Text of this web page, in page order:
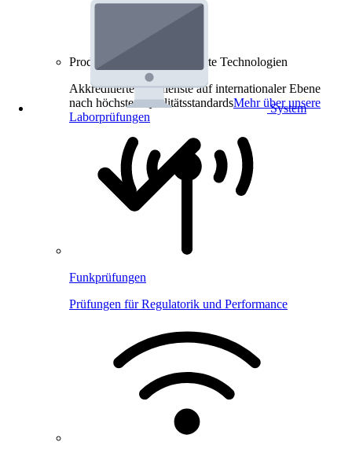
System
Produkt-Prüfungen für smarte Technologien
Akkreditierte Prüfdienste auf internationaler Ebene
nach höchsten QualitätsstandardsMehr über unsere
Laborprüfungen
Funkprüfungen
Prüfungen für Regulatorik und Performance